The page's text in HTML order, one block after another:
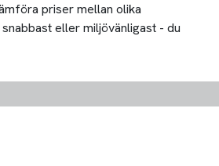
priser mellan olika
eller miljövänligast - du